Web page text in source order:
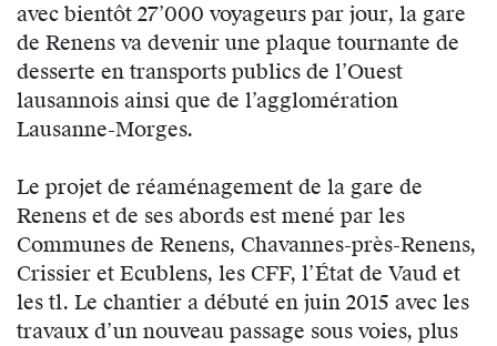
avec bientôt 27’000 voyageurs par jour, la gare
de Renens va devenir une plaque tournante de
desserte en transports publics de l’Ouest
lausannois ainsi que de l’agglomération
Lausanne-Morges.
Le projet de réaménagement de la gare de
Renens et de ses abords est mené par les
Communes de Renens, Chavannes-près-Renens,
Crissier et Ecublens, les CFF, l’État de Vaud et
les tl. Le chantier a débuté en juin 2015 avec les
travaux d’un nouveau passage sous voies, plus